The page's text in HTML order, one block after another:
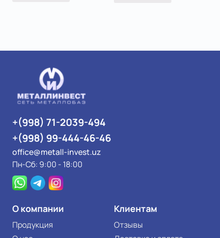
О компании
Продукция
Клиентам
Отзывы
+(998) 71-2039-494
+(998) 99-444-46-46
office@metall-invest.uz
Пн-Сб: 9:00 - 18:00